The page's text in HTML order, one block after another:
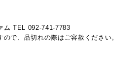
ム TEL 092-741-7783
で、品切れの際はご容赦ください。